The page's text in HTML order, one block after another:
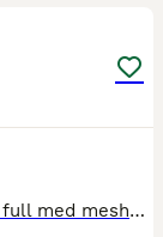
Dressyrschabrak från horseguard i stolek full med meshkanal längst ryggen. Säljer av alla saker som blivit kvar efter försäljning av hästen, kolla gärna mina andra annonser så kanske det går att ord